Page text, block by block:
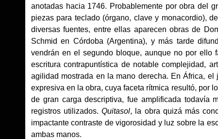
anotadas hacia 1746. Probablemente por obra del
piezas para teclado (órgano, clave y monacordio),
diversas fuentes, entre ellas aparecen obras de
Schmid en Córdoba (Argentina), y más tarde
vendrán en el segundo bloque, aunque no por ello
escritura contrapuntística de notable complejidad,
agilidad mostrada en la mano derecha. En África,
expresiva en la obra, cuya faceta rítmica resultó, por
de gran carga descriptiva, fue amplificada todavía
registros utilizados.Quitasol, la obra quizá más
impactante contraste de vigorosidad y luz sobre la
ambas manos.